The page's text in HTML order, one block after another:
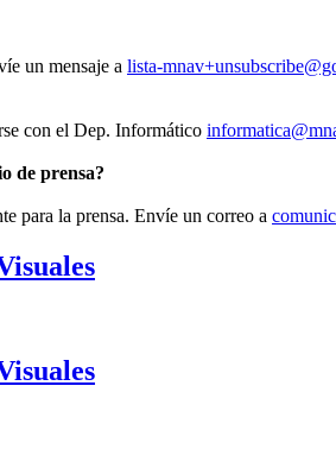
un mensaje a lista-
con el Dep. Informático
de prensa?
para la prensa. Envíe un correo a